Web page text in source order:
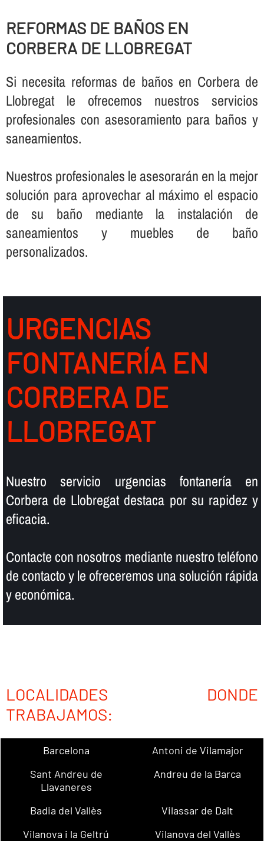
REFORMAS DE BAÑOS EN
CORBERA DE LLOBREGAT
Si necesita reformas de baños en Corbera de
Llobregat le ofrecemos nuestros servicios
profesionales con asesoramiento para baños y
saneamientos.
Nuestros profesionales le asesorarán en la mejor
solución para aprovechar al máximo el espacio
de su baño mediante la instalación de
saneamientos y muebles de baño
personalizados.
URGENCIAS
FONTANERÍ­A EN
CORBERA DE
LLOBREGAT
Nuestro servicio urgencias fontanerí­a en
Corbera de Llobregat destaca por su rapidez y
eficacia.
Contacte con nosotros mediante nuestro teléfono
de contacto y le ofreceremos una solución rápida
y económica.
LOCALIDADES DONDE
TRABAJAMOS:
Barcelona
Antoni de Vilamajor
Sant Andreu de
Llavaneres
Andreu de la Barca
Badia del Vallès
Vilassar de Dalt
Vilanova i la Geltrú
Vilanova del Vallès